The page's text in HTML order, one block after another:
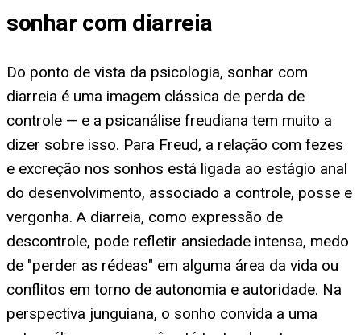
sonhar com diarreia
Do ponto de vista da psicologia, sonhar com
diarreia é uma imagem clássica de perda de
controle — e a psicanálise freudiana tem muito a
dizer sobre isso. Para Freud, a relação com fezes
e excreção nos sonhos está ligada ao estágio anal
do desenvolvimento, associado a controle, posse e
vergonha. A diarreia, como expressão de
descontrole, pode refletir ansiedade intensa, medo
de "perder as rédeas" em alguma área da vida ou
conflitos em torno de autonomia e autoridade. Na
perspectiva junguiana, o sonho convida a uma